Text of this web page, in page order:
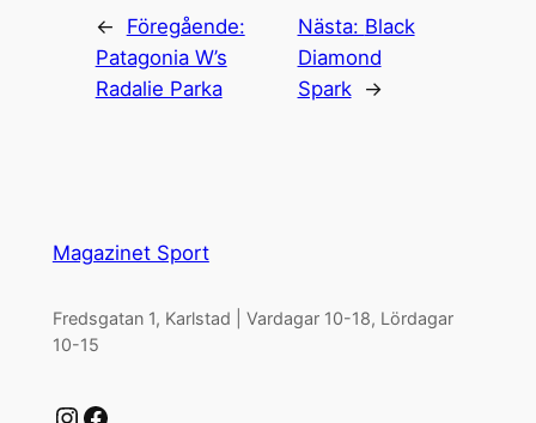
←
Föregående:
Patagonia W’s
Radalie Parka
Nästa: Black
Diamond
Spark
→
Magazinet Sport
Fredsgatan 1, Karlstad | Vardagar 10-18, Lördagar
10-15
Instagram Facebook